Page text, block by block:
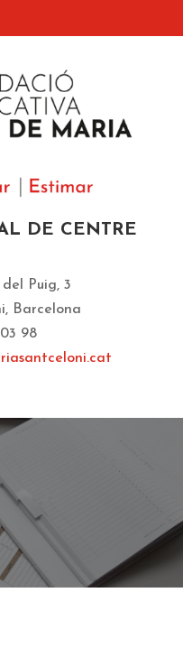
DE CENTRE
Puig, 3
Barcelona
98